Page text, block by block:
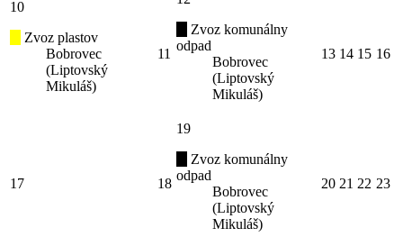
10
Zvoz plastov
Bobrovec
(Liptovský
Mikuláš)
11
Zvoz komunálny
odpad
Bobrovec
(Liptovský
Mikuláš)
13 14 15 16
17 18
19
Zvoz komunálny
odpad
Bobrovec
(Liptovský
Mikuláš)
20 21 22 23